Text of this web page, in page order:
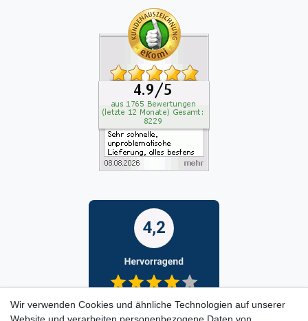
Wir verwenden Cookies und ähnliche Technologien auf unserer